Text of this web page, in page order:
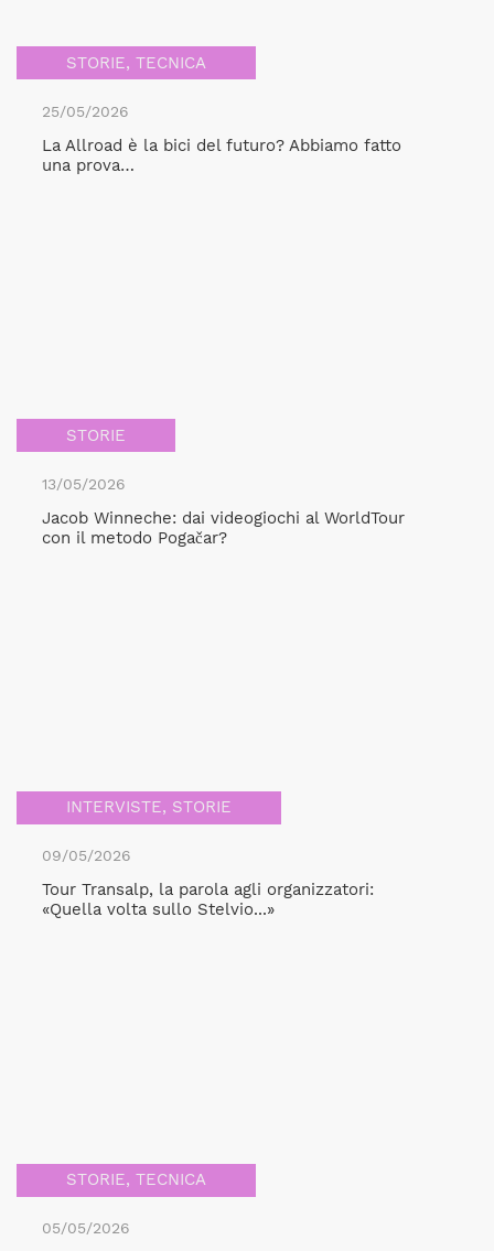
STORIE, TECNICA
25/05/2026
La Allroad è la bici del futuro? Abbiamo fatto
una prova…
STORIE
13/05/2026
Jacob Winneche: dai videogiochi al WorldTour
con il metodo Pogačar?
INTERVISTE, STORIE
09/05/2026
Tour Transalp, la parola agli organizzatori:
«Quella volta sullo Stelvio...»
STORIE, TECNICA
05/05/2026